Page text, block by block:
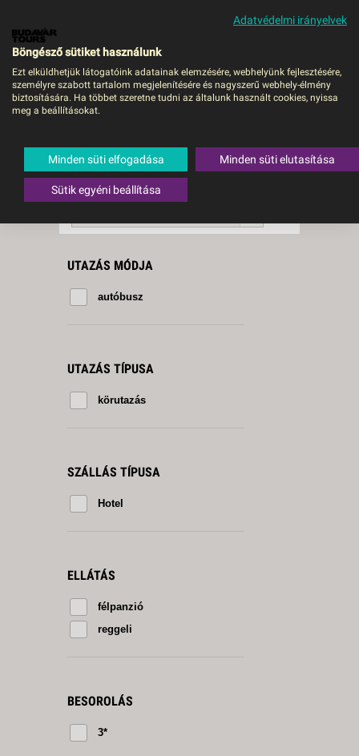
MENÜ
San Gimignano
megfelelő utazásttaláltunk.
A keresővel tovább szűkítheti a
találati listát!
RENDEZÉS:
UTAZÁS MÓDJA
autóbusz
UTAZÁS TÍPUSA
körutazás
SZÁLLÁS TÍPUSA
Hotel
ELLÁTÁS
félpanzió
reggeli
BESOROLÁS
3*
Adatvédelmi irányelvek
Böngésző sütiket használunk
Ezt elküldhetjük látogatóink adatainak elemzésére, webhelyünk fejlesztésére,
személyre szabott tartalom megjelenítésére és nagyszerű webhely-élmény
biztosítására. Ha többet szeretne tudni az általunk használt cookies, nyissa
meg a beállításokat.
Minden süti elfogadása Minden süti elutasítása
Sütik egyéni beállítása